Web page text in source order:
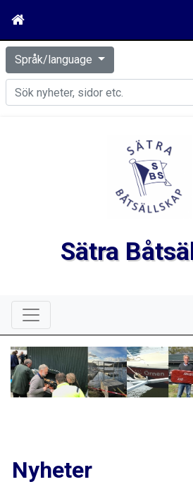
Språk/language
Sätra
Nyheter